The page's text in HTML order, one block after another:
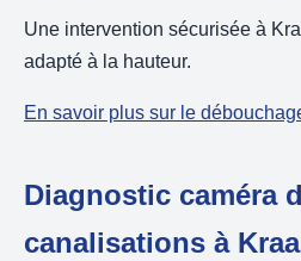
Une intervention sécurisée à
adapté à la hauteur.
En savoir plus sur le
Diagnostic caméra
canalisations à